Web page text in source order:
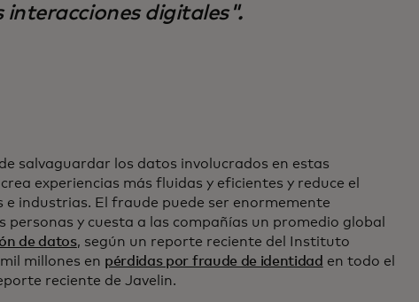
interacciones digitales".
salvaguardar los datos involucrados en estas
experiencias más fluidas y eficientes y reduce el
industrias. El fraude puede ser enormemente
personas y cuesta a las compañías un promedio global
de datos, según un reporte reciente del Instituto
millones en pérdidas por fraude de identidad en todo el
reciente de Javelin.